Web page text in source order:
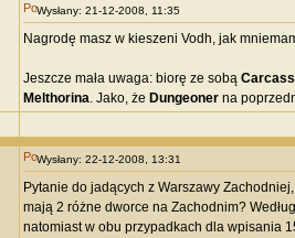
Wysłany: 21-12-2008, 11:35
Nagrodę masz w kieszeni Vodh, jak
Jeszcze mała uwaga: biorę ze sobą
Melthorina. Jako, że Dungeonerna
Wysłany: 22-12-2008, 13:31
Pytanie do jadących z Warszawy
mają 2 różne dworce na Zachodnim?
natomiast w obu przypadkach dla wpisania